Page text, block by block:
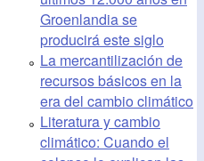
Groenlandia se
producirá este siglo
La mercantilización de
recursos básicos en la
era del cambio climático
Literatura y cambio
climático: Cuando el